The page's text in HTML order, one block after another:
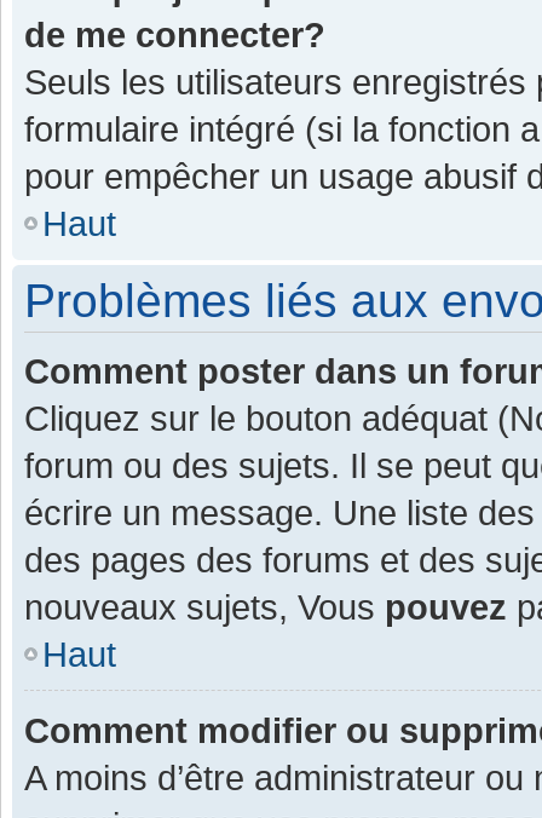
de me connecter?
Seuls les utilisateurs enregistrés
formulaire intégré (si la fonction
pour empêcher un usage abusif
Haut
Problèmes liés aux
Comment poster dans un
Cliquez sur le bouton adéquat
forum ou des sujets. Il se peut
écrire un message. Une liste
des pages des forums et des
nouveaux sujets, Vous pouvez
Haut
Comment modifier ou
A moins d’être administrateur